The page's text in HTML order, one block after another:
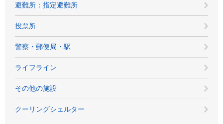
避難所：指定避難所
投票所
警察・郵便局・駅
ライフライン
その他の施設
クーリングシェルター